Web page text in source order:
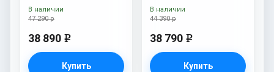
Onyx
47 290 р
38 890 e
Купить
В наличии
сумка Onyx
44 390 р
38 790 e
Купить
В наличии